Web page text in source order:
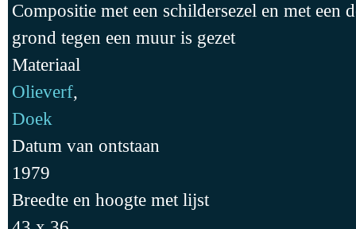
Compositie met een schildersezel en met een
grond tegen een muur is gezet
Materiaal
Olieverf,
Doek
Datum van ontstaan
1979
Breedte en hoogte met lijst